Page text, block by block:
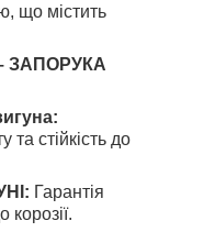
що містить
ЗАПОРУКА
та стійкість до
Гарантія
корозії.